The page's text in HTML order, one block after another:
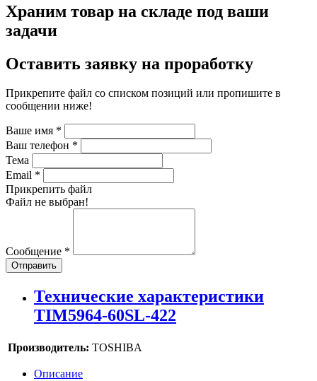
Храним товар на складе под ваши
задачи
Оставить заявку на проработку
Прикрепите файл со списком позиций или пропишите в
сообщении ниже!
Ваше имя *
Ваш телефон *
Тема
Email *
Прикрепить файл
Файл не выбран!
Сообщение *
Отправить
Технические характеристики
TIM5964-60SL-422
Производитель: TOSHIBA
Описание